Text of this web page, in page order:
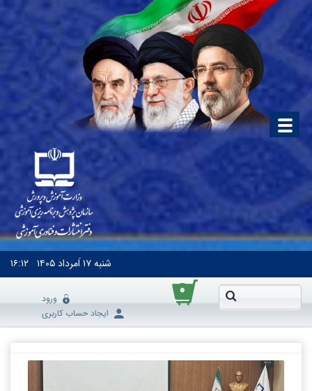
شنبه۱۷ اَمرداد ۱۴۰۵ ۱۶:۱۲
۰
ورود
ایجاد حساب کاربری